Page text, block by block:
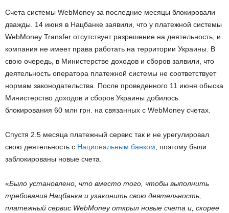
Счета системы WebMoney за последние месяцы блокировали
дважды. 14 июня в Нацбанке заявили, что у платежной системы
WebMoney Transfer отсутствует разрешение на деятельность, и
компания не имеет права работать на территории Украины. В
свою очередь, в Министерстве доходов и сборов заявили, что
деятельность оператора платежной системы не соответствует
нормам законодательства. После проведенного 11 июня обыска
Министерство доходов и сборов Украины добилось
блокирования 60 млн грн. на связанных с WebMoney счетах.
Спустя 2.5 месяца платежный сервис так и не урегулировал
свою деятельность с Национальным банком, поэтому были
заблокированы новые счета.
«Было установлено, что вместо того, чтобы выполнить
требования Нацбанка и узаконить свою деятельность,
платежный сервис WebMoney открыл новые счета и, скорее